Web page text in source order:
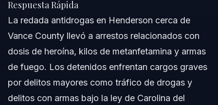
drogas en Henderson?
¿Cuándo debo contactar a un abogado de defensa
criminal después del arresto?
¿Qué pruebas usan la policía en redadas de drogas en
el condado de Vance?
¿Puedo evitar la cárcel si me arrestan después de la
redada de drogas en Henderson?
¿Cuánto dura el proceso legal después de un arresto
cerca de Henderson?
Respuesta Rápida
La redada antidrogas en Henderson cerca de
Vance County llevó a arrestos relacionados con
dosis de heroína, kilos de metanfetamina y armas
de fuego. Los detenidos enfrentan cargos graves
por delitos mayores como tráfico de drogas y
delitos con armas bajo la ley de Carolina del